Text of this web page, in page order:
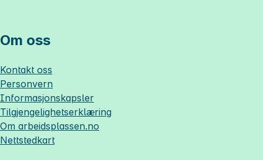
Om oss
Kontakt oss
Personvern
Informasjonskapsler
Tilgjengelighetserklæring
Om arbeidsplassen.no
Nettstedkart